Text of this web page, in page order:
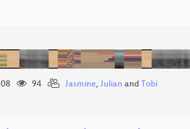
94 Jasmine, Julian and Tobi